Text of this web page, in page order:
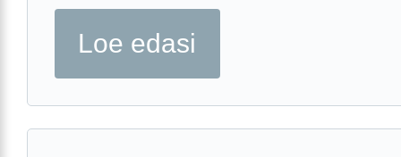
Loe edasi